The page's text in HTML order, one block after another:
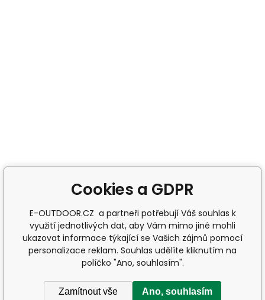
Cookies a GDPR
E-OUTDOOR.CZ a partneři potřebují Váš souhlas k
využití jednotlivých dat, aby Vám mimo jiné mohli
ukazovat informace týkající se Vašich zájmů pomocí
personalizace reklam. Souhlas udělíte kliknutím na
políčko "Ano, souhlasím".
Zamítnout vše Ano, souhlasím